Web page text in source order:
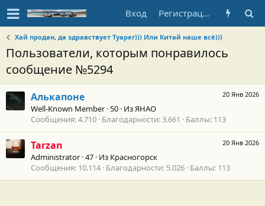
Вход Регистрация
Хай продан, да здравствует Туарег))) Или Китай наше всё)))
Пользователи, которым понравилось
сообщение №5294
20 Янв 2026
Алькапоне
Well-Known Member ·50 · ИзЯНАО
Сообщения 4.710 Благодарности 3.661 Баллы 113
20 Янв 2026
Tarzan
Administrator ·47 · Из Красногорск
Сообщения 10.114 Благодарности 5.026 Баллы 113